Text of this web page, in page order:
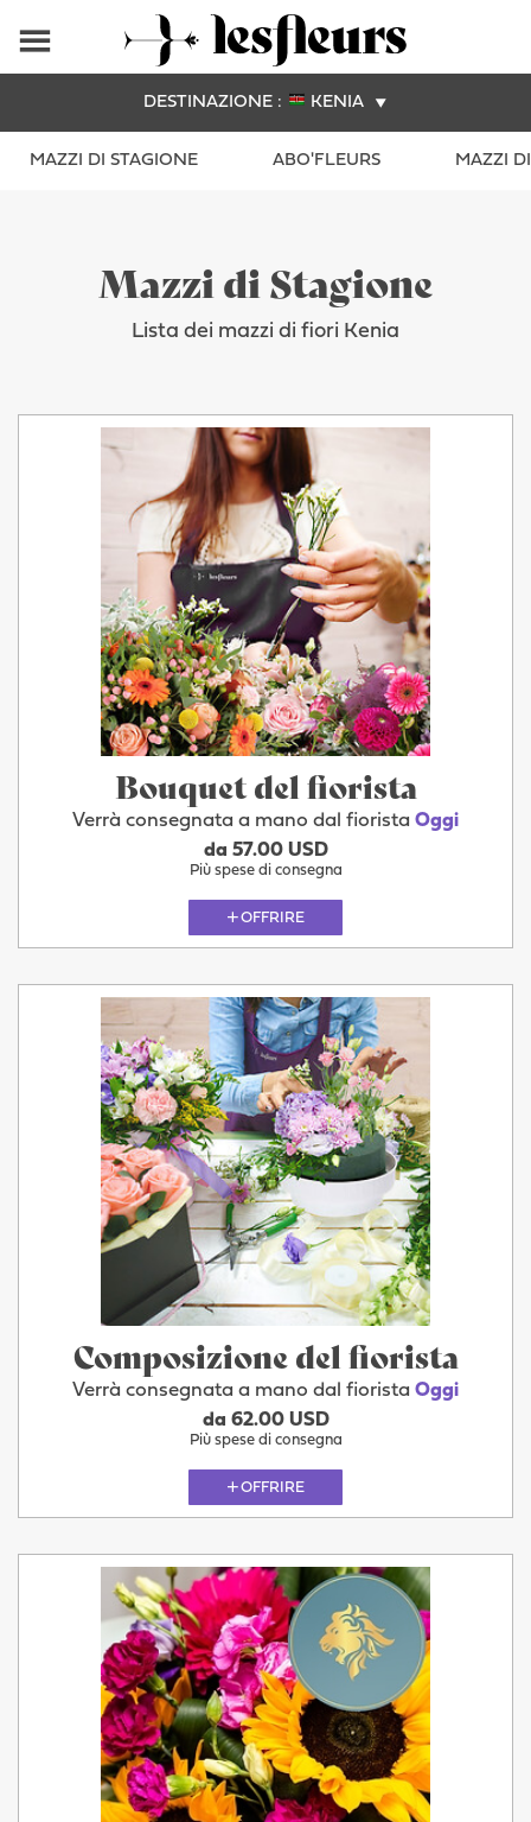
DESTINAZIONE : KENIA
MAZZI DI STAGIONE ABO'FLEURS MAZZI
Mazzi di Stagione
Lista dei mazzi di fiori Kenia
Bouquet del fiorista
Verrà consegnata a mano dal fiorista Oggi
da 57.00 USD
Più spese di consegna
OFFRIRE
Composizione del fiorista
Verrà consegnata a mano dal fiorista Oggi
da 62.00 USD
Più spese di consegna
OFFRIRE